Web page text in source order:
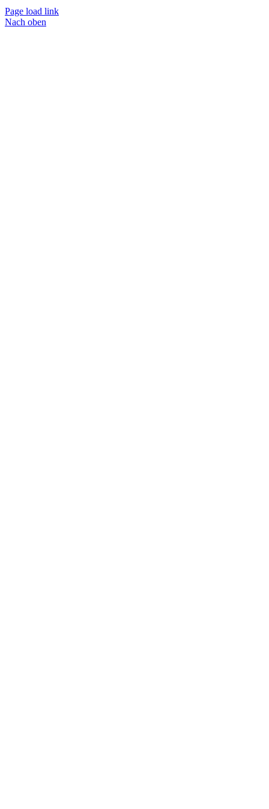
Page load link
Nach oben